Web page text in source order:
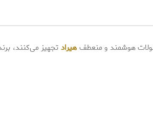
هوشمند و منعطف هیراد